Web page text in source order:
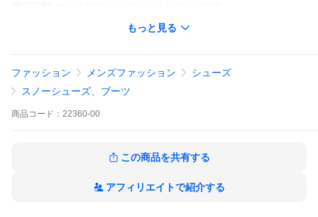
いましたら、ご連絡ください。
ランク表示
Ｎ 新品
ＮＲ 未使用品
Ｓ 新品同様の品
Ａ わずかに傷や汚れが見受けられる品
もっと見る
ファッション メンズファッション
シューズ
スノーシューズ、ブーツ
商品 コード： 22360-00
この商品を共有する
アフィリエイトで紹介する